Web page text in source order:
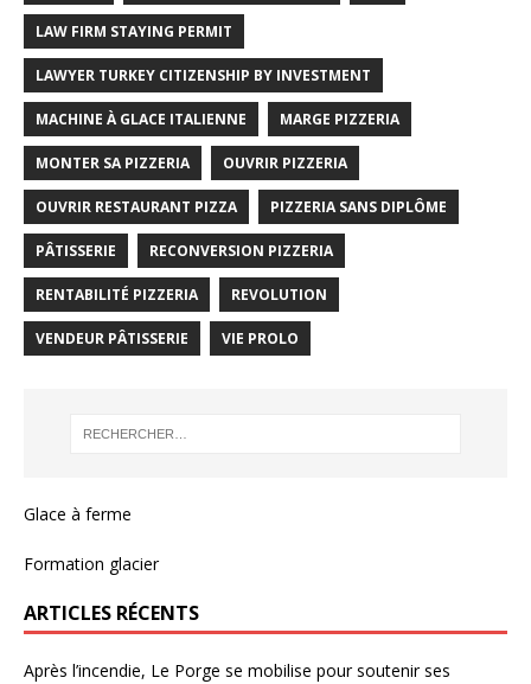
LAW FIRM STAYING PERMIT
LAWYER TURKEY CITIZENSHIP BY INVESTMENT
MACHINE À GLACE ITALIENNE MARGE PIZZERIA
MONTER SA PIZZERIA OUVRIR PIZZERIA
OUVRIR RESTAURANT PIZZA PIZZERIA SANS DIPLÔME
PÂTISSERIE RECONVERSION PIZZERIA
RENTABILITÉ PIZZERIA REVOLUTION
VENDEUR PÂTISSERIE VIE PROLO
Glace à ferme
Formation glacier
ARTICLES RÉCENTS
Après l’incendie, Le Porge se mobilise pour soutenir ses